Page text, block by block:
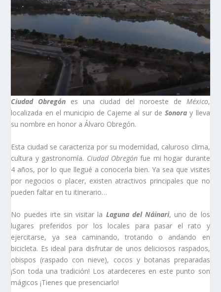
Ciudad Obregón es una ciudad del noroeste de México,
localizada en el municipio de Cajeme al sur deSonora y lleva
su nombre en honor a Álvaro Obregón.
Esta ciudad se caracteriza por su modernidad, caluroso clima,
cultura y gastronomía. Ciudad Obregón fue mi hogar durante
4 años, por lo que llegué a conocerla bien. Ya sea que visites
por negocios o placer, existen atractivos principales que no
pueden faltar en tu itinerario…
No puedes irte sin visitar la Laguna del Náinari, uno de los
lugares preferidos por los locales para pasar el rato y
ejercitarse, ya sea caminando, trotando o andando en
bicicleta. Es ideal para disfrutar de unos deliciosos raspados,
obispos (raspado con nieve), cocos y botanas preparadas
¡Son toda una tradición! Los atardeceres en este punto son
mágicos ¡Tienes que presenciarlo!